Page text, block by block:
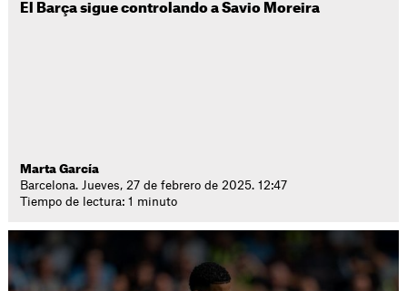
El Barça sigue controlando a Savio Moreira
Marta García
Barcelona. Jueves, 27 de febrero de 2025. 12:47
Tiempo de lectura: 1 minuto